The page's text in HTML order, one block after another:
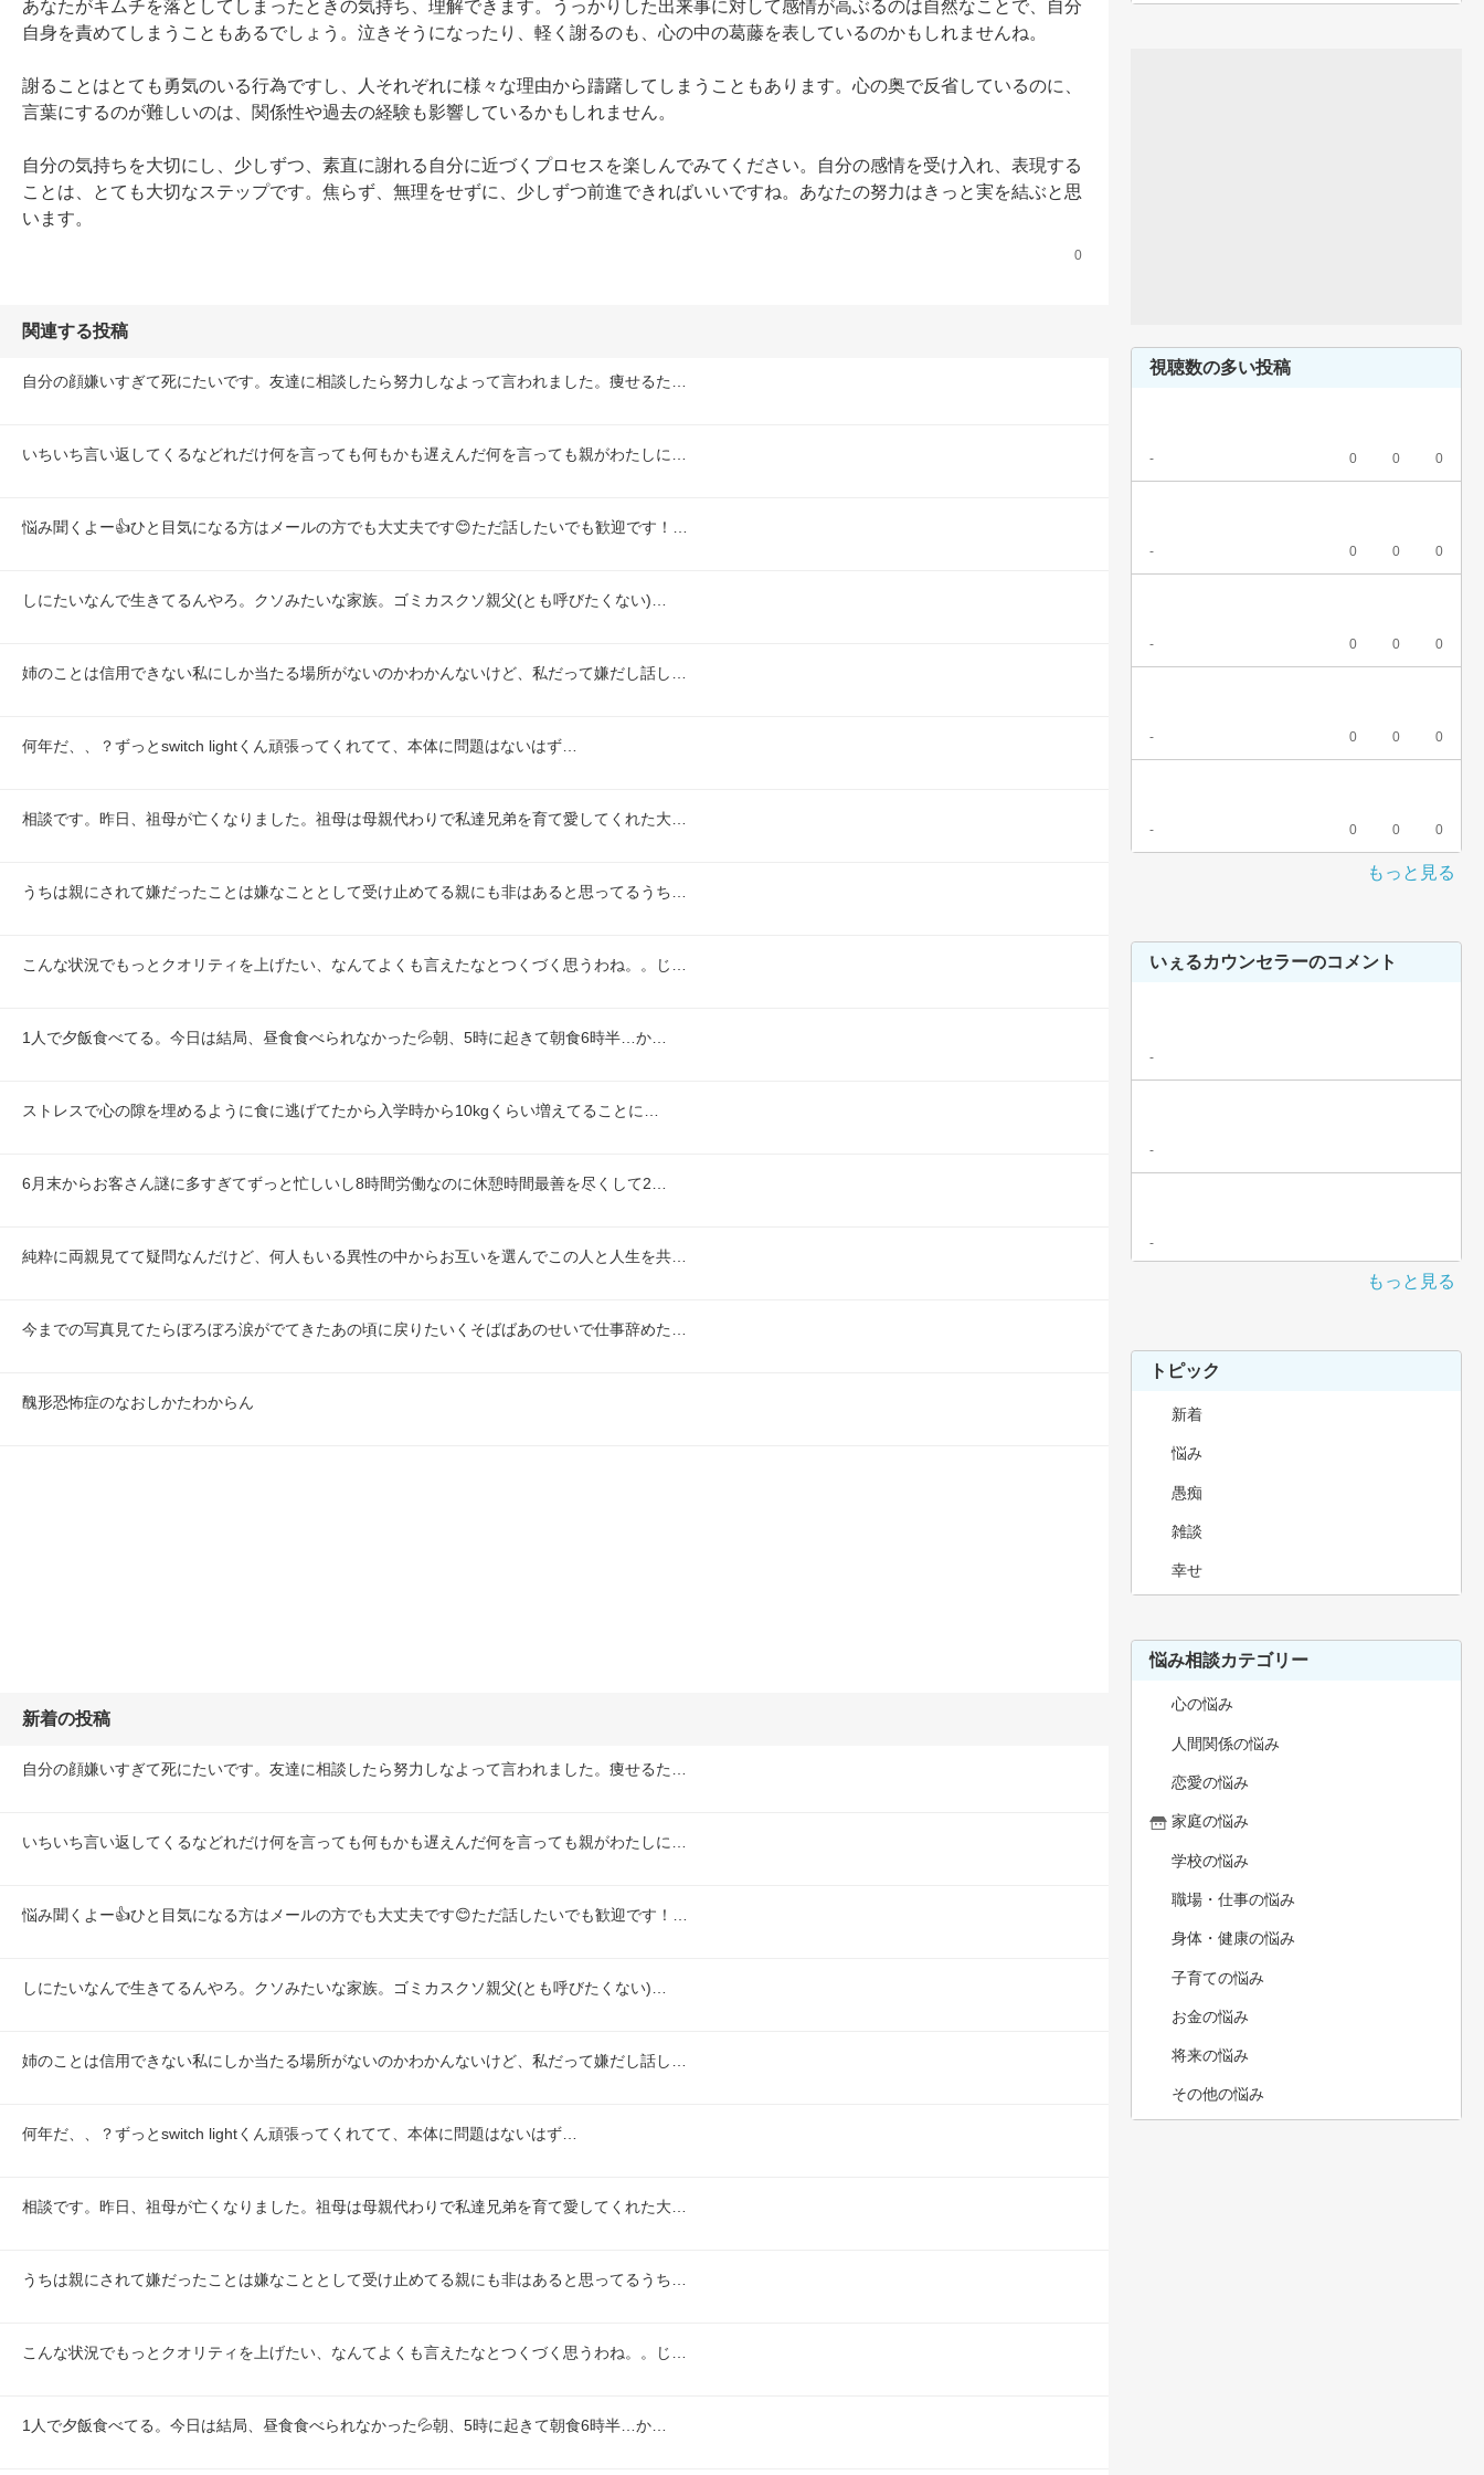
あなたがキムチを落としてしまったときの気持ち、理解できます。うっかりした出来事に対して感情が高ぶるのは自然なことで、自分
自身を責めてしまうこともあるでしょう。泣きそうになったり、軽く謝るのも、心の中の葛藤を表しているのかもしれませんね。
謝ることはとても勇気のいる行為ですし、人それぞれに様々な理由から躊躇してしまうこともあります。心の奥で反省しているのに、
言葉にするのが難しいのは、関係性や過去の経験も影響しているかもしれません。
自分の気持ちを大切にし、少しずつ、素直に謝れる自分に近づくプロセスを楽しんでみてください。自分の感情を受け入れ、表現する
ことは、とても大切なステップです。焦らず、無理をせずに、少しずつ前進できればいいですね。あなたの努力はきっと実を結ぶと思
います。
0
関連する投稿
自分の顔嫌いすぎて死にたいです。友達に相談したら努力しなよって言われました。痩せるた…
いちいち言い返してくるなどれだけ何を言っても何もかも遅えんだ何を言っても親がわたしに…
悩み聞くよー👍ひと目気になる方はメールの方でも大丈夫です😊ただ話したいでも歓迎です！…
しにたいなんで生きてるんやろ。クソみたいな家族。ゴミカスクソ親父(とも呼びたくない)…
姉のことは信用できない私にしか当たる場所がないのかわかんないけど、私だって嫌だし話し…
何年だ、、？ずっとswitch lightくん頑張ってくれてて、本体に問題はないはず…
相談です。昨日、祖母が亡くなりました。祖母は母親代わりで私達兄弟を育て愛してくれた大…
うちは親にされて嫌だったことは嫌なこととして受け止めてる親にも非はあると思ってるうち…
こんな状況でもっとクオリティを上げたい、なんてよくも言えたなとつくづく思うわね。。じ…
1人で夕飯食べてる。今日は結局、昼食食べられなかった💦朝、5時に起きて朝食6時半…か…
ストレスで心の隙を埋めるように食に逃げてたから入学時から10kgくらい増えてることに…
6月末からお客さん謎に多すぎてずっと忙しいし8時間労働なのに休憩時間最善を尽くして2…
純粋に両親見てて疑問なんだけど、何人もいる異性の中からお互いを選んでこの人と人生を共…
今までの写真見てたらぼろぼろ涙がでてきたあの頃に戻りたいくそばばあのせいで仕事辞めた…
醜形恐怖症のなおしかたわからん
新着の投稿
自分の顔嫌いすぎて死にたいです。友達に相談したら努力しなよって言われました。痩せるた…
いちいち言い返してくるなどれだけ何を言っても何もかも遅えんだ何を言っても親がわたしに…
悩み聞くよー👍ひと目気になる方はメールの方でも大丈夫です😊ただ話したいでも歓迎です！…
しにたいなんで生きてるんやろ。クソみたいな家族。ゴミカスクソ親父(とも呼びたくない)…
姉のことは信用できない私にしか当たる場所がないのかわかんないけど、私だって嫌だし話し…
何年だ、、？ずっとswitch lightくん頑張ってくれてて、本体に問題はないはず…
相談です。昨日、祖母が亡くなりました。祖母は母親代わりで私達兄弟を育て愛してくれた大…
うちは親にされて嫌だったことは嫌なこととして受け止めてる親にも非はあると思ってるうち…
こんな状況でもっとクオリティを上げたい、なんてよくも言えたなとつくづく思うわね。。じ…
1人で夕飯食べてる。今日は結局、昼食食べられなかった💦朝、5時に起きて朝食6時半…か…
視聴数の多い投稿
- 0 0 0
- 0 0 0
- 0 0 0
- 0 0 0
- 0 0 0
もっと見る
いぇるカウンセラーのコメント
-
-
-
もっと見る
トピック
新着
悩み
愚痴
雑談
幸せ
悩み相談カテゴリー
心の悩み
人間関係の悩み
恋愛の悩み
家庭の悩み
学校の悩み
職場・仕事の悩み
身体・健康の悩み
子育ての悩み
お金の悩み
将来の悩み
その他の悩み